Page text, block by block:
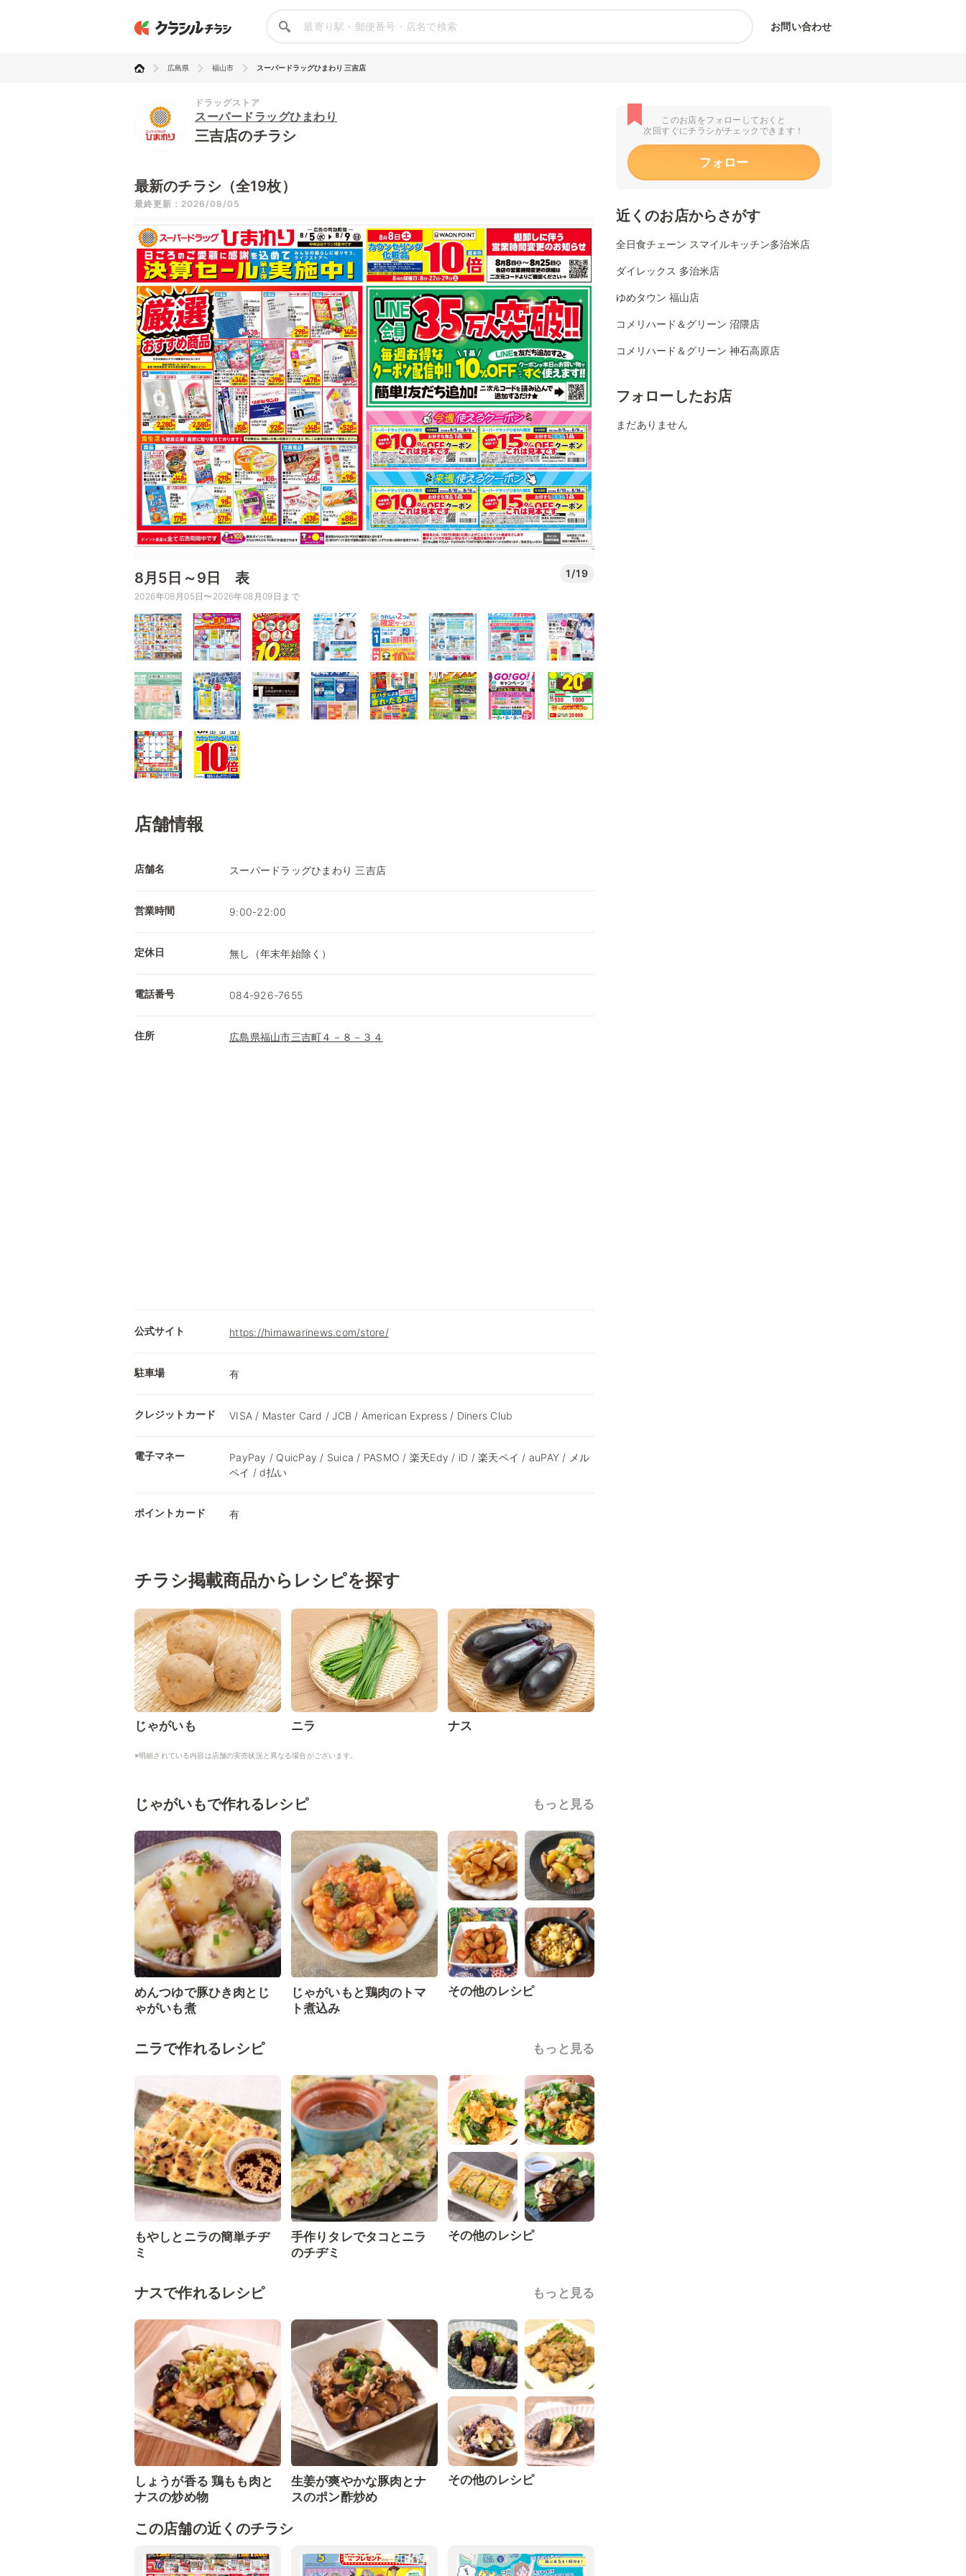
お問い合わせ
広島県 福山市 スーパードラッグひまわり 三吉店
ドラッグストア
スーパードラッグひまわり
三吉店のチラシ
最新のチラシ（全19枚）
最終更新：2026/08/05
8月5日～9日 表 1/19
2026年08月05日〜2026年08月09日まで
店舗情報
店舗名 スーパードラッグひまわり 三吉店
営業時間 9:00-22:00
定休日 無し（年末年始除く）
電話番号 084-926-7655
住所 広島県福山市三吉町４－８－３４
公式サイト https://himawarinews.com/store/
駐車場 有
クレジットカード VISA / Master Card / JCB / American Express / Diners Club
電子マネー
PayPay / QuicPay / Suica / PASMO / 楽天Edy / iD / 楽天ペイ / auPAY / メル
ペイ / d払い
ポイントカード 有
チラシ掲載商品からレシピを探す
じゃがいも ニラ ナス
※明細されている内容は店舗の実売状況と異なる場合がございます。
じゃがいもで作れるレシピ もっと見る
めんつゆで豚ひき肉とじ
ゃがいも煮
じゃがいもと鶏肉のトマ
ト煮込み
その他のレシピ
ニラで作れるレシピ もっと見る
もやしとニラの簡単チヂ
ミ
手作りタレでタコとニラ
のチヂミ
その他のレシピ
ナスで作れるレシピ もっと見る
しょうが香る 鶏もも肉と
ナスの炒め物
生姜が爽やかな豚肉とナ
スのポン酢炒め
その他のレシピ
この店舗の近くのチラシ
このお店をフォローしておくと
次回すぐにチラシがチェックできます！
フォロー
近くのお店からさがす
全日食チェーン スマイルキッチン多治米店
ダイレックス 多治米店
ゆめタウン 福山店
コメリハード＆グリーン 沼隈店
コメリハード＆グリーン 神石高原店
フォローしたお店
まだありません